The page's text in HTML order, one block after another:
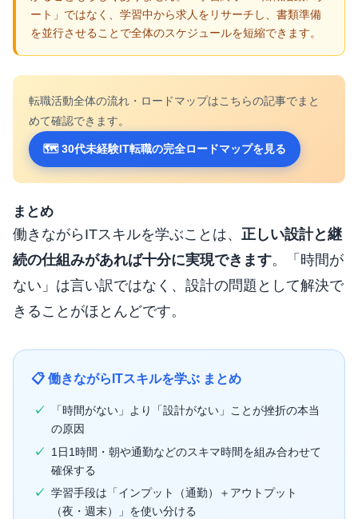
ート」ではなく、学習中から求人をリサーチし、書類準備
を並行させることで全体のスケジュールを短縮できます。
転職活動全体の流れ・ロードマップはこちらの記事でまと
めて確認できます。
🗺 30代未経験IT転職の完全ロードマップを見る
まとめ
働きながらITスキルを学ぶことは、 正しい設計と継
続の仕組みがあれば十分に実現できます。「時間が
ない」は言い訳ではなく、設計の問題として解決で
きることがほとんどです。
📋 働きながらITスキルを学ぶ まとめ
「時間がない」より「設計がない」ことが挫折の本当
の原因
1日1時間・朝や通勤などのスキマ時間を組み合わせて
確保する
学習手段は「インプット（通勤）＋アウトプット
（夜・週末）」を使い分ける